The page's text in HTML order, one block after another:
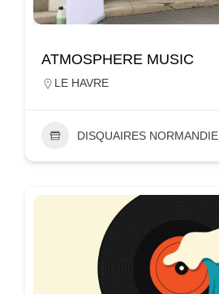
ATMOSPHERE MUSIC
LE HAVRE
DISQUAIRES NORMANDIE